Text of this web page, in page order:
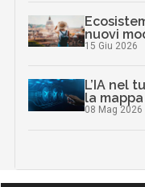
nuovi
15 Giu 2026
L’IA nel
la
08 Mag 2026